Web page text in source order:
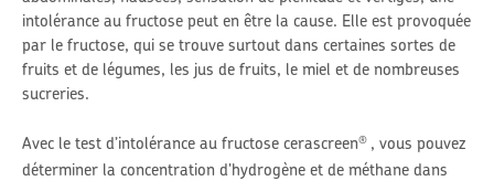
intolérance au fructose peut en être la cause. Elle est provoquée
par le fructose, qui se trouve surtout dans certaines sortes de
fruits et de légumes, les jus de fruits, le miel et de nombreuses
sucreries.
Avec le test d’intolérance au fructose cerascreen® , vous pouvez
déterminer la concentration d’hydrogène et de méthane dans